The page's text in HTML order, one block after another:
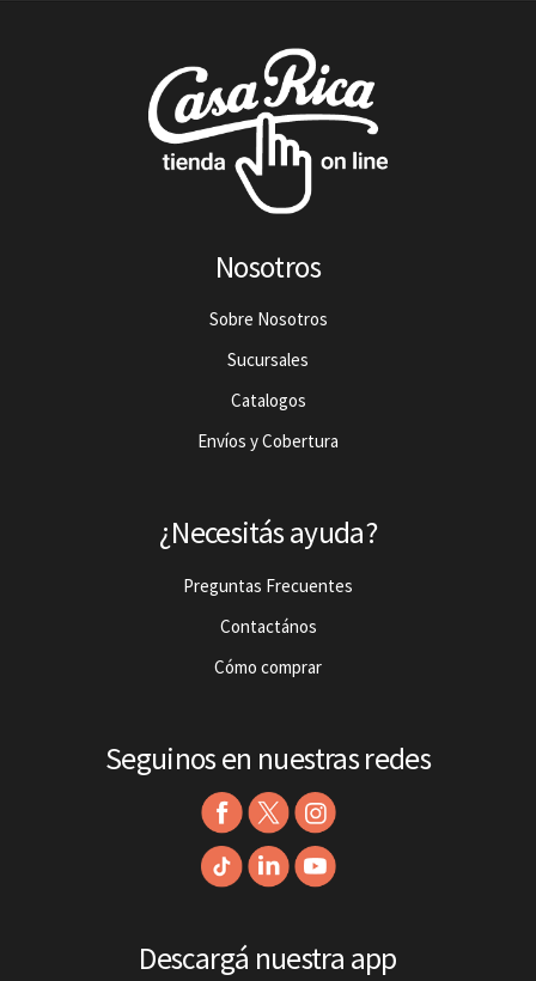
Nosotros
Sobre Nosotros
Sucursales
Catalogos
Envíos y Cobertura
¿Necesitás ayuda?
Preguntas Frecuentes
Contactános
Cómo comprar
Seguinos en nuestras redes
Descargá nuestra app